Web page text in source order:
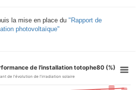
la mise en place du "Rapport de
photovoltaïque"
de l'installation totophe80 (%)
de l'évolution de l'irradiation solaire